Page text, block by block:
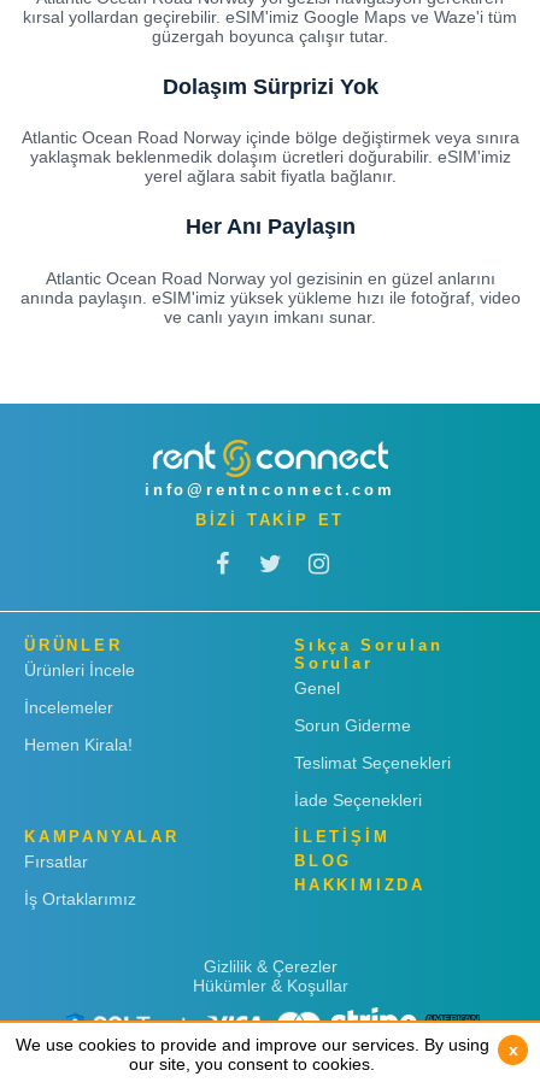
kırsal yollardan geçirebilir. eSIM'imiz Google Maps ve Waze'i tüm
güzergah boyunca çalışır tutar.
Dolaşım Sürprizi Yok
Atlantic Ocean Road Norway içinde bölge değiştirmek veya sınıra
yaklaşmak beklenmedik dolaşım ücretleri doğurabilir. eSIM'imiz
yerel ağlara sabit fiyatla bağlanır.
Her Anı Paylaşın
Atlantic Ocean Road Norway yol gezisinin en güzel anlarını
anında paylaşın. eSIM'imiz yüksek yükleme hızı ile fotoğraf, video
ve canlı yayın imkanı sunar.
info@rentnconnect.com
BİZİ TAKİP ET
ÜRÜNLER
Ürünleri İncele
İncelemeler
Hemen Kirala!
Sıkça Sorulan
Sorular
Genel
Sorun Giderme
Teslimat Seçenekleri
İade Seçenekleri
KAMPANYALAR
Fırsatlar
İş Ortaklarımız
İLETİŞİM
BLOG
HAKKIMIZDA
Gizlilik & Çerezler
Hükümler & Koşullar
We use cookies to provide and improve our services. By using
our site, you consent to cookies.
x
We use cookies to provide and improve our services. By using
our site, you consent to cookies.
x